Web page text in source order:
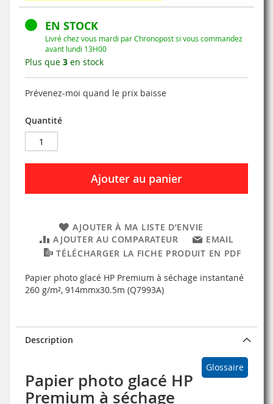
EN STOCK
Livré chez vous mardi par Chronopost si vous commandez
avant lundi 13H00
Plus que 3 en stock
Prévenez-moi quand le prix baisse
Quantité
Ajouter au panier
AJOUTER À MA LISTE D’ENVIE
AJOUTER AU COMPARATEUR
EMAIL
TÉLÉCHARGER LA FICHE PRODUIT EN PDF
Papier photo glacé HP Premium à séchage instantané
260 g/m², 914mmx30.5m (Q7993A)
Description
Glossaire
Papier photo glacé HP
Premium à séchage